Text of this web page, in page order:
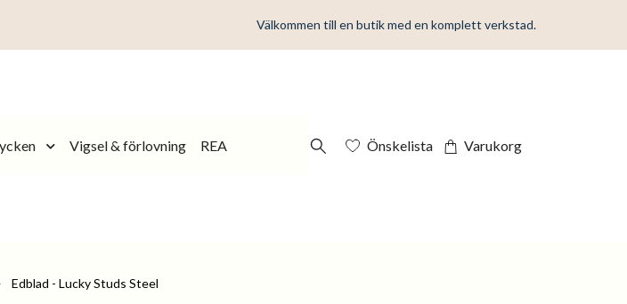
Välkommen till en butik med en komplett verkstad.
Vigsel & förlovning REA Önskelista Varukorg
Edblad - Lucky Studs Steel